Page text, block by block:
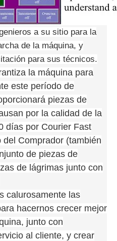
a su sitio para la
de la máquina, y
para sus técnicos.
la máquina para
este período de
piezas de
por la calidad de la
días por Courier Fast
Comprador (también
de piezas de
de lágrimas junto con
calurosamente las
hacernos crecer mejor
junto con
al cliente, y crear